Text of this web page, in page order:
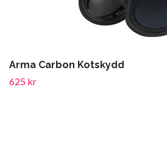
Arma Carbon Kotskydd
625 kr